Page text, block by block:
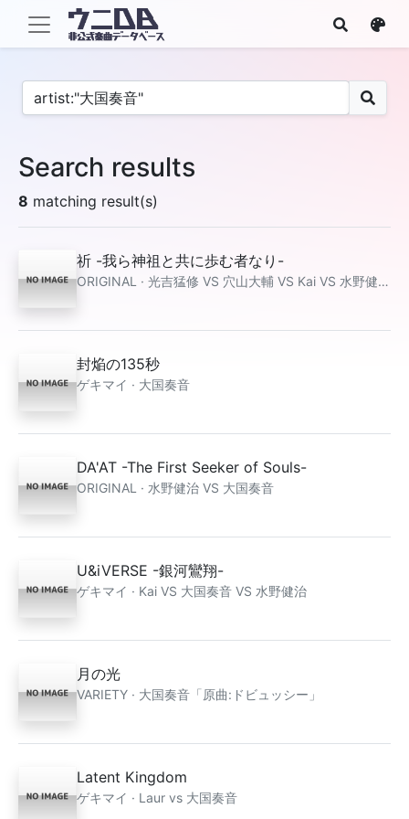
Search results
8 matching result(s)
祈 -我ら神祖と共に歩む者なり-
ORIGINAL · 光吉猛修 VS 穴山大輔 VS Kai VS 水野健治 VS 大国奏音
封焔の135秒
ゲキマイ · 大国奏音
DA'AT -The First Seeker of Souls-
ORIGINAL · 水野健治 VS 大国奏音
U&iVERSE -銀河鸞翔-
ゲキマイ · Kai VS 大国奏音 VS 水野健治
月の光
VARIETY · 大国奏音「原曲:ドビュッシー」
Latent Kingdom
ゲキマイ · Laur vs 大国奏音